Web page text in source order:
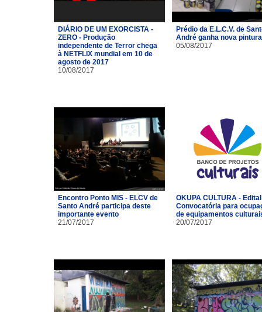
DIÁRIO DE UM EXORCISTA -
ZERO - Produção
independente de Terror chega
à NETFLIX mundial em 10 de
agosto de 2017
10/08/2017
Prédio da E.L.C.V. de
André ganha nova pintura
05/08/2017
Encontro Ponto MIS - ELCV de
Santo André participa deste
importante evento
21/07/2017
OKUPA CULTURA -
Convocatória para
de equipamentos
20/07/2017